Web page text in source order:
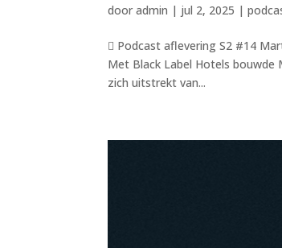
dooradmin | jul 2, 2025 |
 Podcast aflevering S2 #14
Met Black Label Hotels bouwde
zich uitstrekt van...